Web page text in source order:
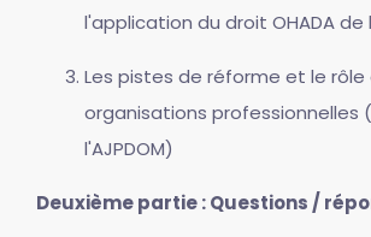
l'application du droit OHADA de
Les pistes de réforme et le rôle
organisations professionnelles
l'AJPDOM)
Deuxième partie : Questions /